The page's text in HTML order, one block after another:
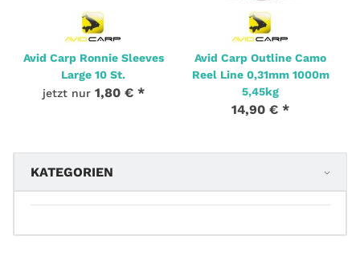
Avid Carp Ronnie Sleeves
Large 10 St.
jetzt nur 1,80 € *
Avid Carp Outline Camo
Reel Line 0,31mm 1000m
5,45kg
14,90 € *
KATEGORIEN